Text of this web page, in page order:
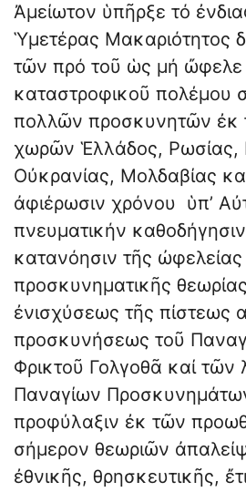
Ἀμείωτον ὑπῆρξε τό
Ὑμετέρας Μακαριότητος
τῶν πρό τοῦ ὡς μή ὤφελε
καταστροφικοῦ πολέμου
πολλῶν προσκυνητῶν ἐκ
χωρῶν Ἑλλάδος, Ρωσίας,
Οὐκρανίας, Μολδαβίας
ἀφιέρωσιν χρόνου ὑπ’
πνευματικήν
κατανόησιν τῆς ὠφελείας
προσκυνηματικῆς
ἐνισχύσεως τῆς πίστεως
προσκυνήσεως τοῦ
Φρικτοῦ Γολγοθᾶ καί τῶν
Παναγίων
προφύλαξιν ἐκ τῶν
σήμερον θεωριῶν
ἐθνικῆς, θρησκευτικῆς,